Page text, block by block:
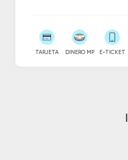
TARJETA DINERO MP E-TICKET